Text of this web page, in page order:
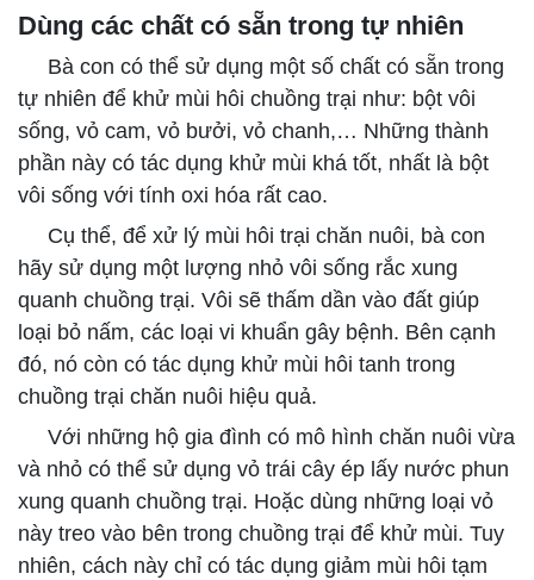
Dùng các chất có sẵn trong tự nhiên
Bà con có thể sử dụng một số chất có sẵn trong
tự nhiên để khử mùi hôi chuồng trại như: bột vôi
sống, vỏ cam, vỏ bưởi, vỏ chanh,… Những thành
phần này có tác dụng khử mùi khá tốt, nhất là bột
vôi sống với tính oxi hóa rất cao.
Cụ thể, để xử lý mùi hôi trại chăn nuôi, bà con
hãy sử dụng một lượng nhỏ vôi sống rắc xung
quanh chuồng trại. Vôi sẽ thấm dần vào đất giúp
loại bỏ nấm, các loại vi khuẩn gây bệnh. Bên cạnh
đó, nó còn có tác dụng khử mùi hôi tanh trong
chuồng trại chăn nuôi hiệu quả.
Với những hộ gia đình có mô hình chăn nuôi vừa
và nhỏ có thể sử dụng vỏ trái cây ép lấy nước phun
xung quanh chuồng trại. Hoặc dùng những loại vỏ
này treo vào bên trong chuồng trại để khử mùi. Tuy
nhiên, cách này chỉ có tác dụng giảm mùi hôi tạm